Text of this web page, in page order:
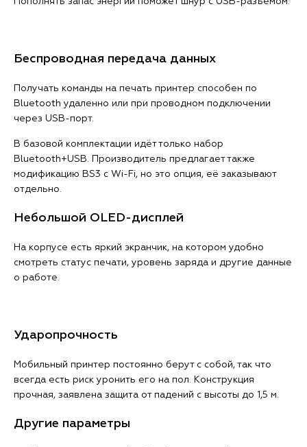
Беспроводная передача данных
Получать команды на печать принтер способен по
Bluetooth удаленно или при проводном подключении
через USB-порт.
В базовой комплектации идёт только набор
Bluetooth+USB. Производитель предлагает также
модификацию BS3 с Wi-Fi, но это опция, её заказывают
отдельно.
Небольшой OLED-дисплей
На корпусе есть яркий экранчик, на котором удобно
смотреть статус печати, уровень заряда и другие данные
о работе.
Ударопрочность
Мобильный принтер постоянно берут с собой, так что
всегда есть риск уронить его на пол. Конструкция
прочная, заявлена защита от падений с высоты до 1,5 м.
Другие параметры